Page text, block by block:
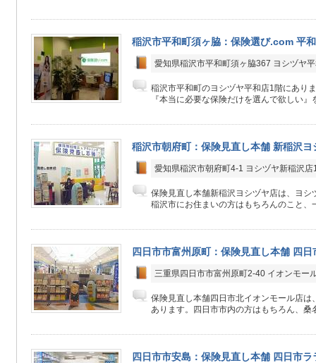
稲沢市平和町須ヶ脇：保険選び.com 平
愛知県稲沢市平和町須ヶ脇367 ヨシヅヤ
稲沢市平和町のヨシヅヤ平和店1階にあり
『本当に必要な保険だけを選んで欲しい
稲沢市朝府町：保険見直し本舗 新稲沢ヨ
愛知県稲沢市朝府町4-1 ヨシヅヤ新稲沢店
保険見直し本舗新稲沢ヨシヅヤ店は、ヨシ
稲沢市にお住まいの方はもちろんのこと、
四日市市富州原町：保険見直し本舗 四
三重県四日市市富州原町2-40 イオンモー
保険見直し本舗四日市北イオンモール店は
あります。四日市市内の方はもちろん、桑
四日市市安島：保険見直し本舗 四日市ラ